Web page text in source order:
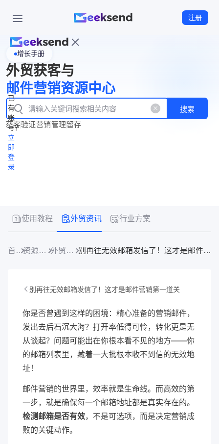
注册
页
WhatsApp
企业号
New
产
品
功
能
产
品
价
格
资
源
中
心
立
即
注
册
已
有
账
号？
立
即
登
录
增长手册
外贸获客与
邮件营销资源中心
搜索
获客验证营销管理留存
使用教程 外贸资讯 行业方案
首页 资源中心 外贸资讯 别再往无效邮箱发信了！这才是邮件营销第一道关
别再往无效邮箱发信了！这才是邮件营销第一道关
你是否曾遇到这样的困境：精心准备的营销邮件，
发出去后石沉大海？打开率低得可怜，转化更是无
从谈起？问题可能出在你根本看不见的地方——你
的邮箱列表里，藏着一大批根本收不到信的无效地
址！
邮件营销的世界里，效率就是生命线。而高效的第
一步，就是确保每一个邮箱地址都是真实存在的。
检测邮箱是否有效，不是可选项，而是决定营销成
败的关键动作。